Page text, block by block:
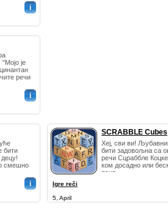
i
је
речи
i
бити
смешно
i
SCRABBLE Cubes
Хеј, сви ви!
бити задовољна са
речи Сцраббле
ком досадно или
прив...
Igre reči
5, April